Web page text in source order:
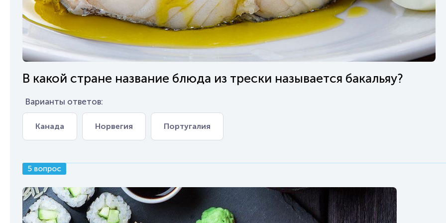
В какой стране название блюда из трески называется бакальяу?
Варианты ответов:
Канада Норвегия Португалия
5 вопрос